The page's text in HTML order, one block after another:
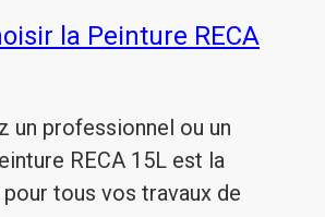
la Peinture RECA
un professionnel ou un
RECA 15L est la
tous vos travaux de